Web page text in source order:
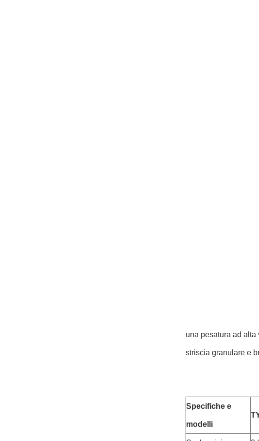
una pesatura ad
striscia granulare e
Specifiche e
modelli